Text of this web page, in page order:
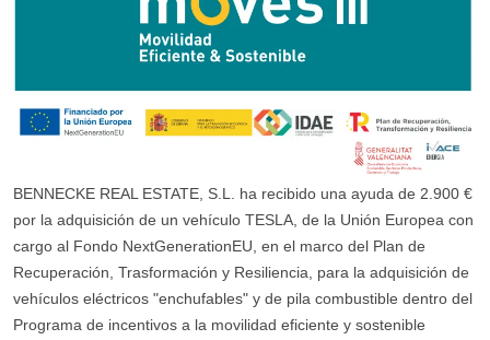
BENNECKE REAL ESTATE, S.L. ha recibido una ayuda de 2.900 €
por la adquisición de un vehículo TESLA, de la Unión Europea con
cargo al Fondo NextGenerationEU, en el marco del Plan de
Recuperación, Trasformación y Resiliencia, para la adquisición de
vehículos eléctricos "enchufables" y de pila combustible dentro del
Programa de incentivos a la movilidad eficiente y sostenible